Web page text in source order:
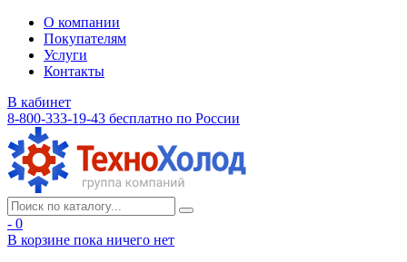
О компании
Покупателям
Услуги
Контакты
В кабинет
8-800-333-19-43 бесплатно по России
- 0
В корзине пока ничего нет